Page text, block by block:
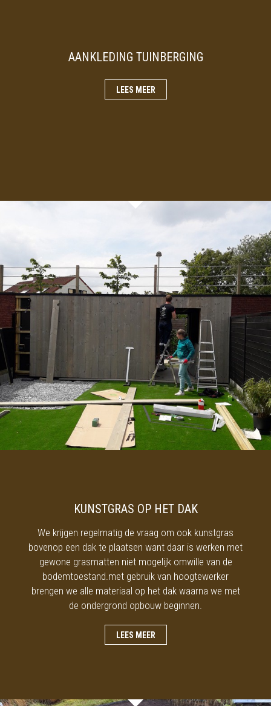
AANKLEDING TUINBERGING
LEES MEER
KUNSTGRAS OP HET DAK
We krijgen regelmatig de vraag om ook kunstgras
bovenop een dak te plaatsen want daar is werken met
gewone grasmatten niet mogelijk omwille van de
bodemtoestand.met gebruik van hoogtewerker
brengen we alle materiaal op het dak waarna we met
de ondergrond opbouw beginnen.
LEES MEER